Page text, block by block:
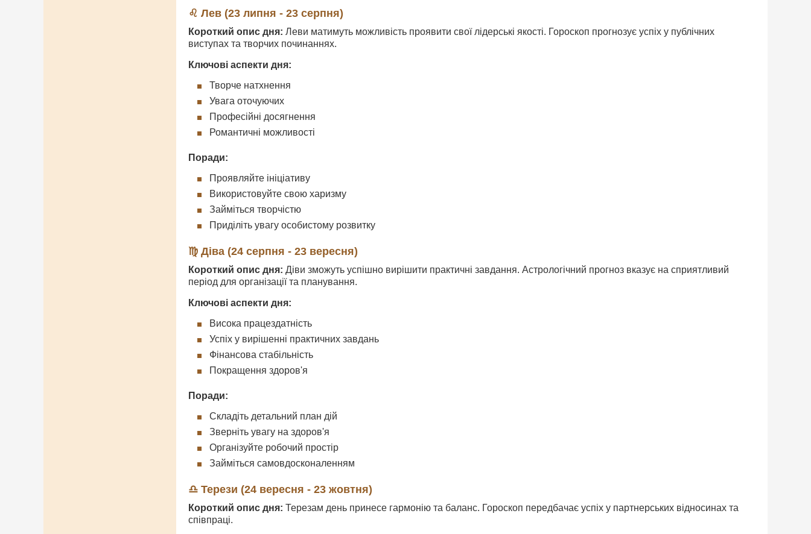
♌ Лев (23 липня - 23 серпня)
Короткий опис дня: Леви матимуть можливість проявити свої лідерські якості. Гороскоп прогнозує успіх у публічних
виступах та творчих починаннях.
Ключові аспекти дня:
Творче натхнення
Увага оточуючих
Професійні досягнення
Романтичні можливості
Поради:
Проявляйте ініціативу
Використовуйте свою харизму
Займіться творчістю
Приділіть увагу особистому розвитку
♍ Діва (24 серпня - 23 вересня)
Короткий опис дня: Діви зможуть успішно вирішити практичні завдання. Астрологічний прогноз вказує на сприятливий
період для організації та планування.
Ключові аспекти дня:
Висока працездатність
Успіх у вирішенні практичних завдань
Фінансова стабільність
Покращення здоров'я
Поради:
Складіть детальний план дій
Зверніть увагу на здоров'я
Організуйте робочий простір
Займіться самовдосконаленням
♎ Терези (24 вересня - 23 жовтня)
Короткий опис дня: Терезам день принесе гармонію та баланс. Гороскоп передбачає успіх у партнерських відносинах та
співпраці.